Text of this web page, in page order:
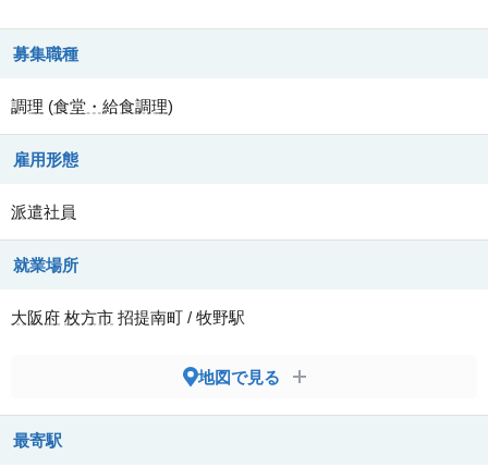
募集職種
調理 (食堂・給食調理)
雇用形態
派遣社員
就業場所
大阪府 枚方市 招提南町 / 牧野駅
地図で見る
最寄駅